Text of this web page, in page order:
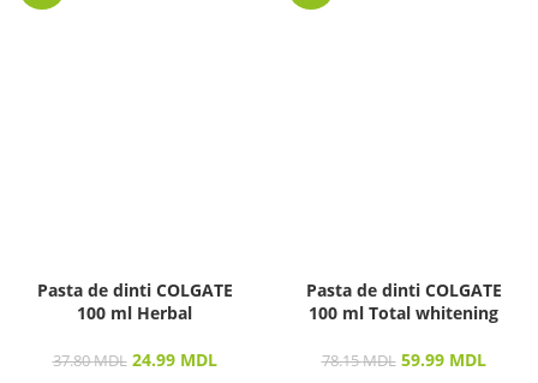
Pasta de dinti COLGATE
100 ml Herbal
37.80MDL 24.99 MDL
Pasta de dinti COLGATE
100 ml Total whitening
78.15MDL 59.99 MDL